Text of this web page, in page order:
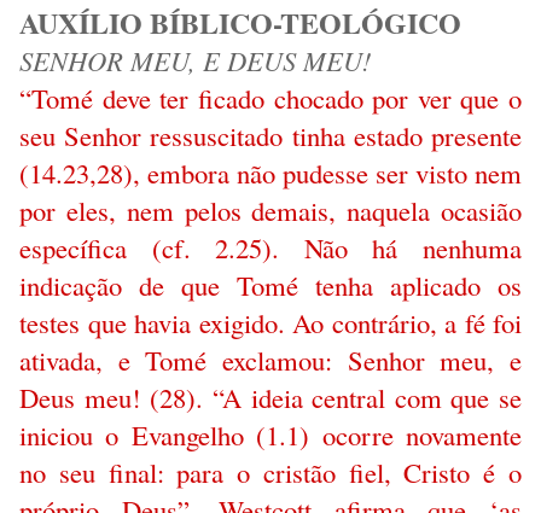
AUXÍLIO BÍBLICO-TEOLÓGICO
SENHOR MEU, E DEUS MEU!
“Tomé deve ter ficado chocado por ver que o
seu Senhor ressuscitado tinha estado presente
(14.23,28), embora não pudesse ser visto nem
por eles, nem pelos demais, naquela ocasião
específica (cf. 2.25). Não há nenhuma
indicação de que Tomé tenha aplicado os
testes que havia exigido. Ao contrário, a fé foi
ativada, e Tomé exclamou: Senhor meu, e
Deus meu! (28). “A ideia central com que se
iniciou o Evangelho (1.1) ocorre novamente
no seu final: para o cristão fiel, Cristo é o